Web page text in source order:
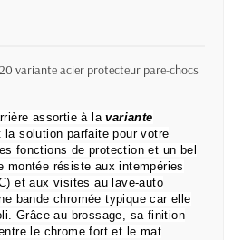
variante acier protecteur pare-chocs
assortie à lavariante
la solution parfaite pour votre
fonctions de protection et un bel
montée résiste aux intempéries
et aux visites au lave-auto
bande chromée typique car elle
Grâce au brossage, sa finition
le chrome fort et le mat